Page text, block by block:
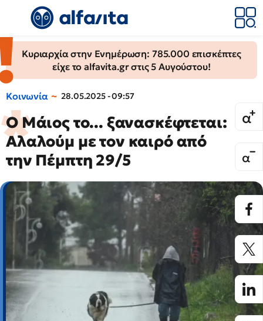
Κυριαρχία στην Ενημέρωση: 785.000 επισκέπτες
είχε το alfavita.gr στις 5 Αυγούστου!
Κοινωνία 28.05.2025 - 09:57
Ο Μάιος το... ξανασκέφτεται:
Αλαλούμ με τον καιρό από
την Πέμπτη 29/5